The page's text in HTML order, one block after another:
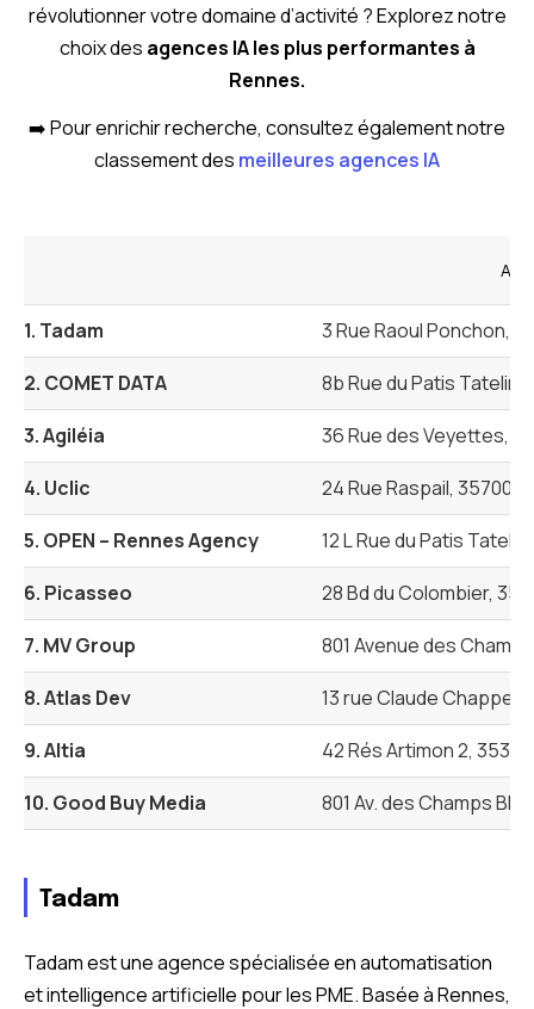
révolutionner votre domaine d’activité ? Explorez notre
choix des agences IA les plus performantes à
Rennes.
➡️ Pour enrichir recherche, consultez également notre
classement des meilleures agences IA
1. Tadam
3 Rue Raoul Ponchon,
2. COMET DATA
8b Rue du Patis Tatelin,
3. Agiléia
36 Rue des Veyettes,
4. Uclic
24 Rue Raspail, 35700
5. OPEN – Rennes Agency
12 L Rue du Patis
6. Picasseo
28 Bd du Colombier,
7. MV Group
801 Avenue des
8. Atlas Dev
13 rue Claude Chappe,
9. Altia
42 Rés Artimon 2,
10. Good Buy Media
801 Av. des Champs
Tadam
Tadam est une agence spécialisée en automatisation
et intelligence artificielle pour les PME. Basée à Rennes,